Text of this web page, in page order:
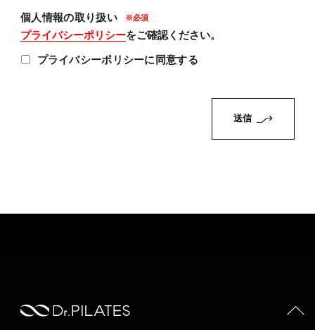
個人情報の取り扱い
プライバシーポリシーをご確認ください。
プライバシーポリシーに同意する